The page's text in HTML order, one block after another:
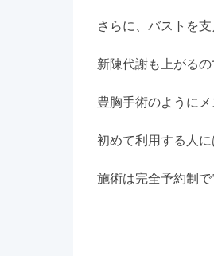
さらに、バストを
新陳代謝も上がる
豊胸手術のように
初めて利用する人
施術は完全予約制